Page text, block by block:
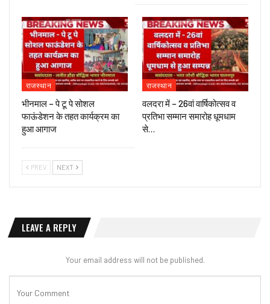
राजस्थान
भीनमाल – पे टू पे सोशल
फाऊंडेशन के तहत कार्यक्रम का
हुआ आगाज
राजस्थान
वलदरा में – 26वां वार्षिकोत्सव व
प्रतिभा सम्मान समारोह धूमधाम
से…
PREV NEXT
LEAVE A REPLY
Your email address will not be published.